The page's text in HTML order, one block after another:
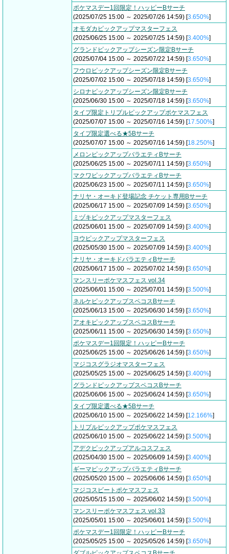
ポケマスデー1回限定！ハッピーBサーチ
(2025/07/25 15:00 ～ 2025/07/26 14:59) [3.650%]
オモダカピックアップマスターフェス
(2025/06/25 15:00 ～ 2025/07/25 14:59) [3.400%]
グランドピックアップシーズン限定Bサーチ
(2025/07/04 15:00 ～ 2025/07/22 14:59) [3.650%]
フウロピックアップシーズン限定Bサーチ
(2025/07/02 15:00 ～ 2025/07/18 14:59) [3.650%]
シロナピックアップシーズン限定Bサーチ
(2025/06/30 15:00 ～ 2025/07/18 14:59) [3.650%]
タイプ限定トリプルピックアップポケマスフェス
(2025/07/07 15:00 ～ 2025/07/16 14:59) [17.500%]
タイプ限定選べる★5Bサーチ
(2025/07/07 15:00 ～ 2025/07/16 14:59) [18.250%]
メロンピックアップバラエティBサーチ
(2025/06/25 15:00 ～ 2025/07/11 14:59) [3.650%]
マクワピックアップバラエティBサーチ
(2025/06/23 15:00 ～ 2025/07/11 14:59) [3.650%]
ナリヤ・オーキド登場記念 チケット専用Bサーチ
(2025/06/17 15:00 ～ 2025/07/09 14:59) [3.650%]
ミヅキピックアップマスターフェス
(2025/06/01 15:00 ～ 2025/07/09 14:59) [3.400%]
ヨウピックアップマスターフェス
(2025/05/30 15:00 ～ 2025/07/09 14:59) [3.400%]
ナリヤ・オーキドバラエティBサーチ
(2025/06/17 15:00 ～ 2025/07/02 14:59) [3.650%]
マンスリーポケマスフェス vol.34
(2025/06/01 15:00 ～ 2025/07/01 14:59) [3.500%]
ネルケピックアップスペコスBサーチ
(2025/06/13 15:00 ～ 2025/06/30 14:59) [3.650%]
アオキピックアップスペコスBサーチ
(2025/06/11 15:00 ～ 2025/06/30 14:59) [3.650%]
ポケマスデー1回限定！ハッピーBサーチ
(2025/06/25 15:00 ～ 2025/06/26 14:59) [3.650%]
マジコスグラジオマスターフェス
(2025/05/25 15:00 ～ 2025/06/25 14:59) [3.400%]
グランドピックアップスペコスBサーチ
(2025/06/06 15:00 ～ 2025/06/24 14:59) [3.650%]
タイプ限定選べる★5Bサーチ
(2025/06/10 15:00 ～ 2025/06/22 14:59) [12.166%]
トリプルピックアップポケマスフェス
(2025/06/10 15:00 ～ 2025/06/22 14:59) [3.500%]
アデクピックアップアルコスフェス
(2025/04/30 15:00 ～ 2025/06/09 14:59) [3.400%]
ギーマピックアップバラエティBサーチ
(2025/05/20 15:00 ～ 2025/06/06 14:59) [3.650%]
マジコスビートポケマスフェス
(2025/05/15 15:00 ～ 2025/06/02 14:59) [3.500%]
マンスリーポケマスフェス vol.33
(2025/05/01 15:00 ～ 2025/06/01 14:59) [3.500%]
ポケマスデー1回限定！ハッピーBサーチ
(2025/05/25 15:00 ～ 2025/05/26 14:59) [3.650%]